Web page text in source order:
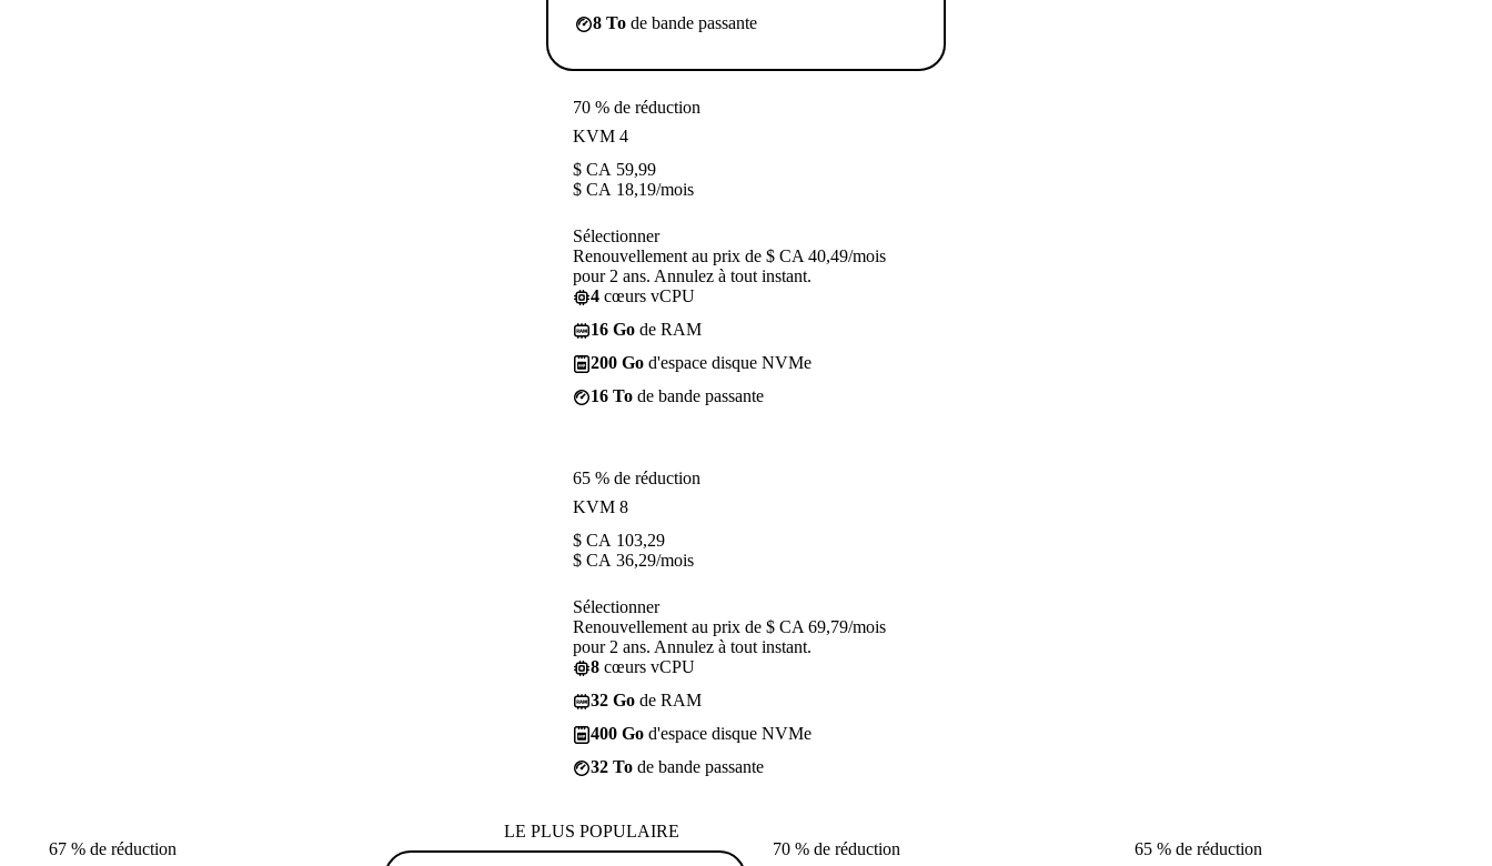
8 To de bande passante
70 % de réduction
KVM 4
$ CA 59,99
$ CA 18,19/mois
Sélectionner
Renouvellement au prix de $ CA 40,49/mois
pour 2 ans. Annulez à tout instant.
4 cœurs vCPU
16 Go de RAM
200 Go d'espace disque NVMe
16 To de bande passante
65 % de réduction
KVM 8
$ CA 103,29
$ CA 36,29/mois
Sélectionner
Renouvellement au prix de $ CA 69,79/mois
pour 2 ans. Annulez à tout instant.
8 cœurs vCPU
32 Go de RAM
400 Go d'espace disque NVMe
32 To de bande passante
67 % de réduction
LE PLUS POPULAIRE
70 % de réduction
65 % de réduction